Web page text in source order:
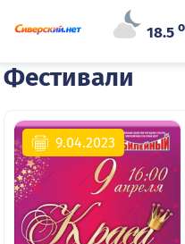
18.5o
Фестивали
9.04.2023